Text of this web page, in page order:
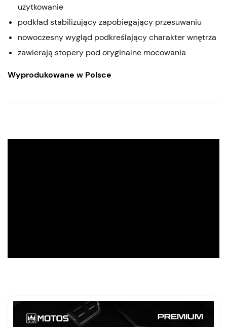
użytkowanie
podkład stabilizujący zapobiegający przesuwaniu
nowoczesny wygląd podkreślający charakter wnętrza
zawierają stopery pod oryginalne mocowania
Wyprodukowane w Polsce